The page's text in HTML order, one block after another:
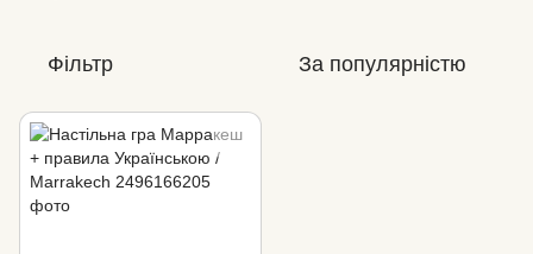
Фільтр За популярністю